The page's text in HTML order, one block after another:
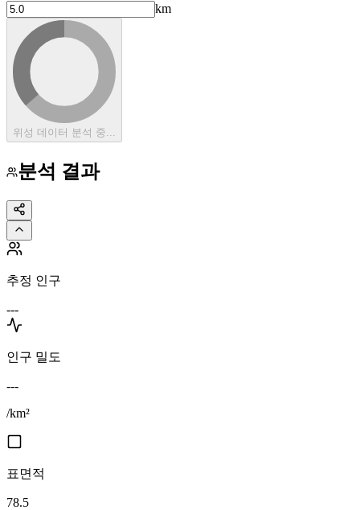
km
위성 데이터 분석 중...
분석 결과
추정 인구
---
인구 밀도
---
/km²
표면적
78.5